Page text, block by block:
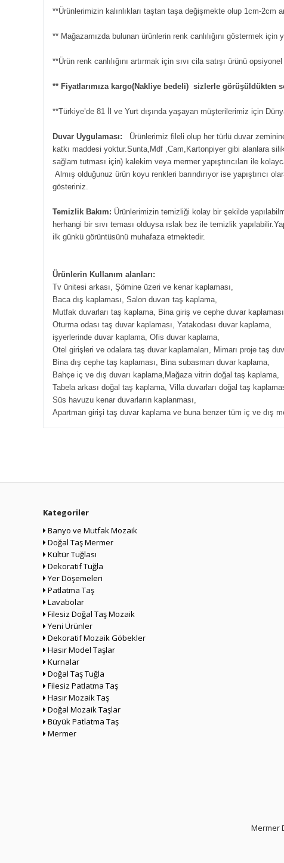
**Ürünlerimizin kalınlıkları taştan taşa değişmekte olup 1cm-2cm
** Mağazamızda bulunan ürünlerin renk canlılığını göstermek için
**Ürün renk canlılığını artırmak için sıvı cila satışı ürünü
** Fiyatlarımıza kargo(Nakliye bedeli) sizlerle görüşüldükten
**Türkiye’de 81 İl ve Yurt dışında yaşayan müşterilerimiz için
Duvar Uygulaması:
Ürünlerimiz fileli olup her türlü duvar
katkı maddesi yoktur.Sunta,Mdf ,Cam,Kartonpiyer gibi alanlara
sağlam tutması için) kalekim veya mermer yapıştırıcıları ile
Almış olduğunuz ürün koyu renkleri barındırıyor ise yapıştırıcı
gösteriniz.
Temizlik Bakım: Ürünlerimizin temizliği kolay bir şekilde
herhangi bir sıvı teması olduysa ıslak bez ile temizlik
ilk günkü görüntüsünü muhafaza etmektedir.
Ürünlerin Kullanım alanları:
Tv ünitesi arkası, Şömine üzeri ve kenar kaplaması,
Baca dış kaplaması, Salon duvarı taş kaplama,
Mutfak duvarları taş kaplama, Bina giriş ve cephe duvar
Oturma odası taş duvar kaplaması, Yatakodası duvar kaplama,
işyerlerinde duvar kaplama, Ofis duvar kaplama,
Otel girişleri ve odalara taş duvar kaplamaları, Mimarı proje taş
Bina dış cephe taş kaplaması, Bina subasman duvar kaplama,
Bahçe iç ve dış duvarı kaplama,Mağaza vitrin doğal taş kaplama,
Tabela arkası doğal taş kaplama, Villa duvarları doğal taş
Süs havuzu kenar duvarların kaplanması,
Apartman girişi taş duvar kaplama ve buna benzer tüm iç ve dış
Kategoriler
Banyo ve Mutfak Mozaik
Doğal Taş Mermer
Kültür Tuğlası
Dekoratif Tuğla
Yer Döşemeleri
Patlatma Taş
Lavabolar
Filesiz Doğal Taş Mozaik
Yeni Ürünler
Dekoratif Mozaik Göbekler
Hasır Model Taşlar
Kurnalar
Doğal Taş Tuğla
Filesiz Patlatma Taş
Hasır Mozaik Taş
Doğal Mozaik Taşlar
Büyük Patlatma Taş
Mermer
Mermer